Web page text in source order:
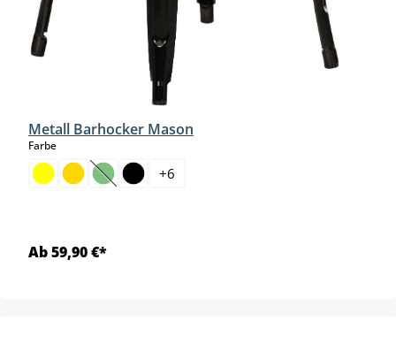
Metall Barhocker Mason
Farbeauswählen
(Diese Option ist zurzeit nicht verfügbar.)
+6
Ab 59,90 €*